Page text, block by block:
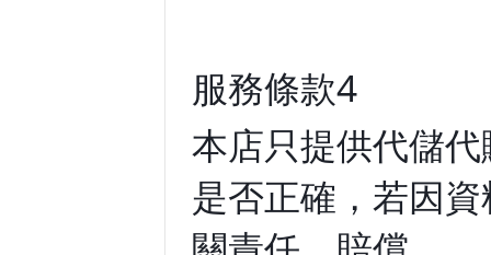
服務條款4
本店只提供代儲
是否正確，若因